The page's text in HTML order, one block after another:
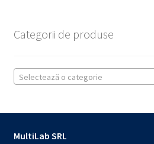
Categorii de produse
Selectează o categorie
MultiLab SRL